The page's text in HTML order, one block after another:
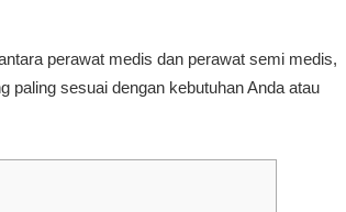
perawat medis dan perawat semi medis,
paling sesuai dengan kebutuhan Anda atau